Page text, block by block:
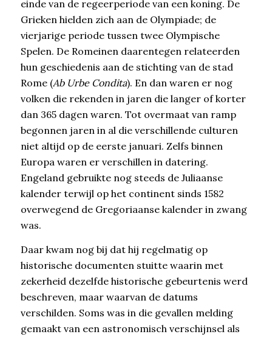
einde van de regeerperiode van een koning. De
Grieken hielden zich aan de Olympiade; de
vierjarige periode tussen twee Olympische
Spelen. De Romeinen daarentegen relateerden
hun geschiedenis aan de stichting van de stad
Rome (Ab Urbe Condita). En dan waren er nog
volken die rekenden in jaren die langer of korter
dan 365 dagen waren. Tot overmaat van ramp
begonnen jaren in al die verschillende culturen
niet altijd op de eerste januari. Zelfs binnen
Europa waren er verschillen in datering.
Engeland gebruikte nog steeds de Juliaanse
kalender terwijl op het continent sinds 1582
overwegend de Gregoriaanse kalender in zwang
was.
Daar kwam nog bij dat hij regelmatig op
historische documenten stuitte waarin met
zekerheid dezelfde historische gebeurtenis werd
beschreven, maar waarvan de datums
verschilden. Soms was in die gevallen melding
gemaakt van een astronomisch verschijnsel als